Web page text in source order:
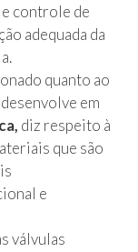
controle de
adequada da
quanto ao
em
diz respeito à
que são
e
válvulas